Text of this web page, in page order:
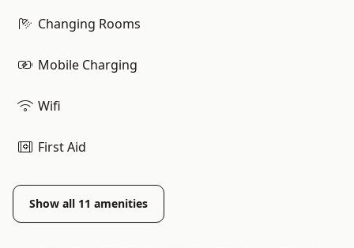
Changing Rooms
Mobile Charging
Wifi
First Aid
Show all 11 amenities